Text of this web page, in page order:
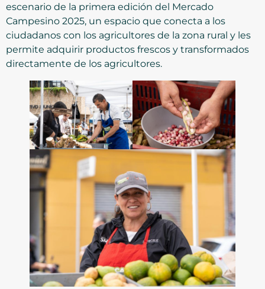
escenario de la primera edición del Mercado
Campesino 2025, un espacio que conecta a los
ciudadanos con los agricultores de la zona rural y les
permite adquirir productos frescos y transformados
directamente de los agricultores.